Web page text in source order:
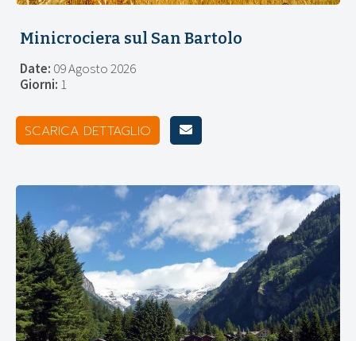
Minicrociera sul San Bartolo
Date: 09 Agosto 2026
Giorni: 1
SCARICA DETTAGLIO